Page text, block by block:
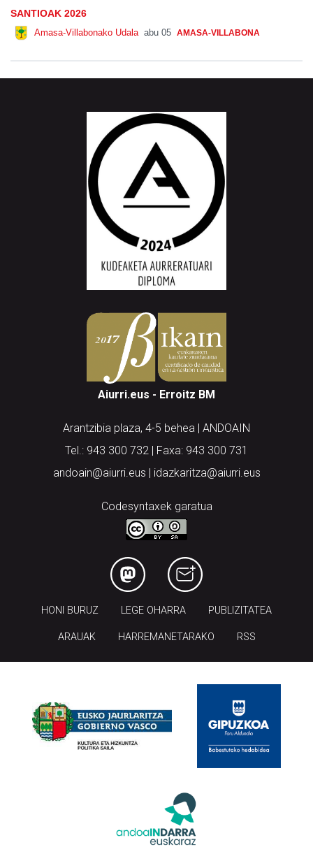
SANTIOAK 2026
Amasa-Villabonako Udala abu 05 AMASA-VILLABONA
Aiurri.eus - Erroitz BM
Arantzibia plaza, 4-5 behea | ANDOAIN
Tel.: 943 300 732 | Faxa: 943 300 731
andoain@aiurri.eus | idazkaritza@aiurri.eus
Codesyntaxek garatua
HONI BURUZ LEGE OHARRA PUBLIZITATEA
ARAUAK HARREMANETARAKO RSS